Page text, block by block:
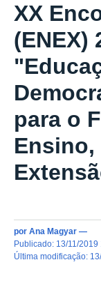
XX
(ENEX)
para o
Ensino,
por Ana Magyar —
publicado: 13/11/2019
última modificação: